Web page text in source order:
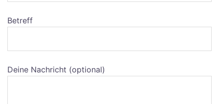
Betreff
Deine Nachricht (optional)